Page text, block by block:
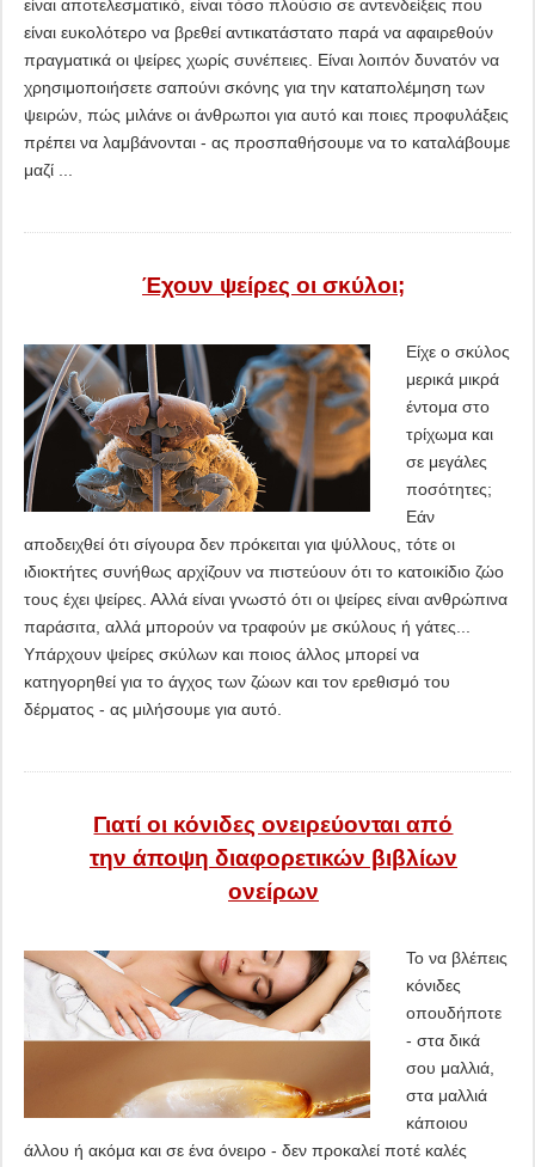
είναι αποτελεσματικό, είναι τόσο πλούσιο σε αντενδείξεις που
είναι ευκολότερο να βρεθεί αντικατάστατο παρά να αφαιρεθούν
πραγματικά οι ψείρες χωρίς συνέπειες. Είναι λοιπόν δυνατόν να
χρησιμοποιήσετε σαπούνι σκόνης για την καταπολέμηση των
ψειρών, πώς μιλάνε οι άνθρωποι για αυτό και ποιες προφυλάξεις
πρέπει να λαμβάνονται - ας προσπαθήσουμε να το καταλάβουμε
μαζί ...
Έχουν ψείρες οι σκύλοι;
Είχε ο σκύλος
μερικά μικρά
έντομα στο
τρίχωμα και
σε μεγάλες
ποσότητες;
Εάν
αποδειχθεί ότι σίγουρα δεν πρόκειται για ψύλλους, τότε οι
ιδιοκτήτες συνήθως αρχίζουν να πιστεύουν ότι το κατοικίδιο ζώο
τους έχει ψείρες. Αλλά είναι γνωστό ότι οι ψείρες είναι ανθρώπινα
παράσιτα, αλλά μπορούν να τραφούν με σκύλους ή γάτες...
Υπάρχουν ψείρες σκύλων και ποιος άλλος μπορεί να
κατηγορηθεί για το άγχος των ζώων και τον ερεθισμό του
δέρματος - ας μιλήσουμε για αυτό.
Γιατί οι κόνιδες ονειρεύονται από
την άποψη διαφορετικών βιβλίων
ονείρων
Το να βλέπεις
κόνιδες
οπουδήποτε
- στα δικά
σου μαλλιά,
στα μαλλιά
κάποιου
άλλου ή ακόμα και σε ένα όνειρο - δεν προκαλεί ποτέ καλές